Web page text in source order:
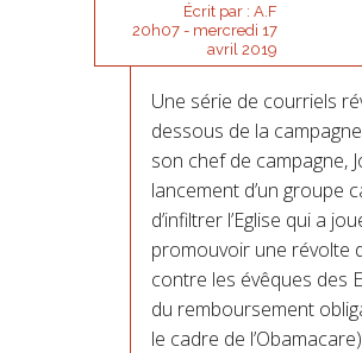
Écrit par : A.F
20h07- mercredi 17
avril 2019
Une série de courriels
dessous de la
son chef de campagne,
lancement d’un groupe
d’infiltrer l’Eglise qui a
promouvoir une révolte
contre les évêques des
du remboursement
le cadre de